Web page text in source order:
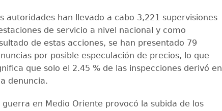
autoridades han llevado a cabo 3,221 supervisiones
de servicio a nivel nacional y como
de estas acciones, se han presentado 79
por posible especulación de precios, lo que
que solo el 2.45 % de las inspecciones derivó en
denuncia.
guerra en Medio Oriente provocó la subida de los